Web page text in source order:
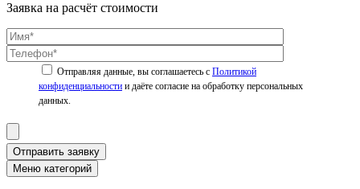
Заявка на расчёт стоимости
Политикой
конфиденциальности
Отправить заявку
Меню категорий